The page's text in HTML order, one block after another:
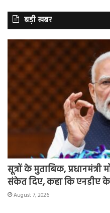
बड़ी खबर
सूत्रों के मुताबिक,
संकेत दिए, कहा कि एनडीए
August 7, 2026